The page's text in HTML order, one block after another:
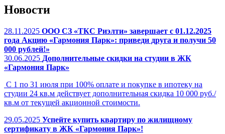
Новости
28.11.2025 ООО СЗ «ТКС Риэлти» завершает с 01.12.2025
года Акцию «Гармония Парк»: приведи друга и получи 50
000 рублей!»
30.06.2025 Дополнительные скидки на студии в ЖК
«Гармония Парк»
С 1 по 31 июля при 100% оплате и покупке в ипотеку на
студии 24 кв.м действует дополнительная скидка 10 000 руб./
кв.м от текущей акционной стоимости.
29.05.2025 Успейте купить квартиру по жилищному
сертификату в ЖК «Гармония Парк»!